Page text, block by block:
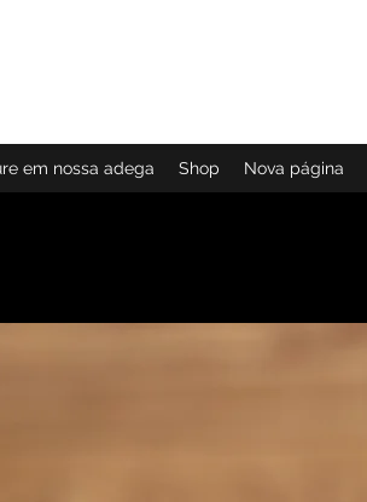
em nossa adega Shop Nova página